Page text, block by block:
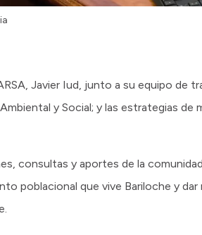
Javier Iud, junto a su equipo de
y Social; y las estrategias de
consultas y aportes de la
poblacional que vive Bariloche y